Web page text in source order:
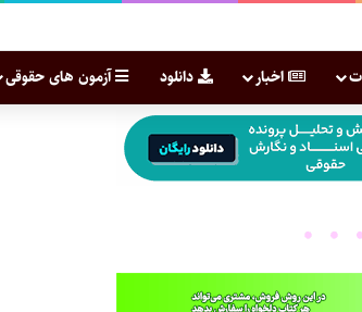
اخبار دانلود آزمون های حقوقی